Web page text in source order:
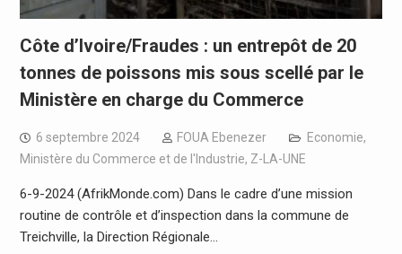
Côte d’Ivoire/Fraudes : un entrepôt de 20
tonnes de poissons mis sous scellé par le
Ministère en charge du Commerce
6 septembre 2024 FOUA Ebenezer Economie,
Ministère du Commerce et de l'Industrie, Z-LA-UNE
6-9-2024 (AfrikMonde.com) Dans le cadre d’une mission
routine de contrôle et d’inspection dans la commune de
Treichville, la Direction Régionale…